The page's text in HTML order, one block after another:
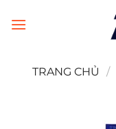
đến
TRANG CHỦ
/